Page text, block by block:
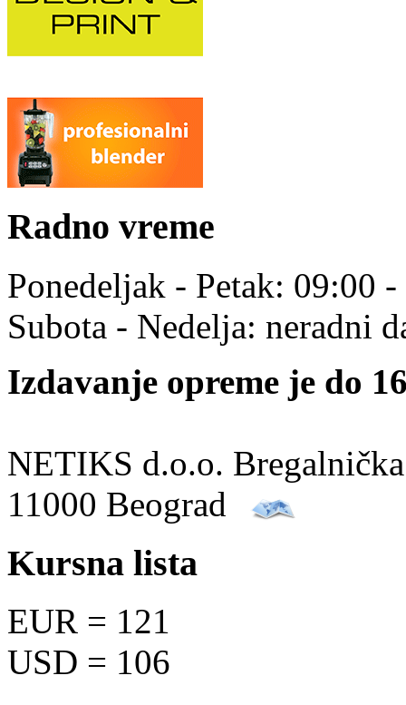
Radno vreme
Ponedeljak - Petak: 09:00
Subota - Nedelja: neradni
Izdavanje opreme je do
NETIKS d.o.o.
11000 Beograd
Kursna lista
EUR = 121
USD = 106